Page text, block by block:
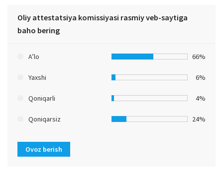
Oliy attestatsiya komissiyasi rasmiy veb-saytiga
baho bering
A’lo 66%
Yaxshi 6%
Qoniqarli 4%
Qoniqarsiz 24%
Ovoz berish